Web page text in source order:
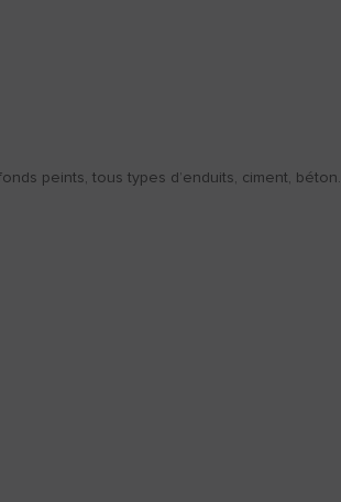
peints, tous types d’enduits, ciment, béton.